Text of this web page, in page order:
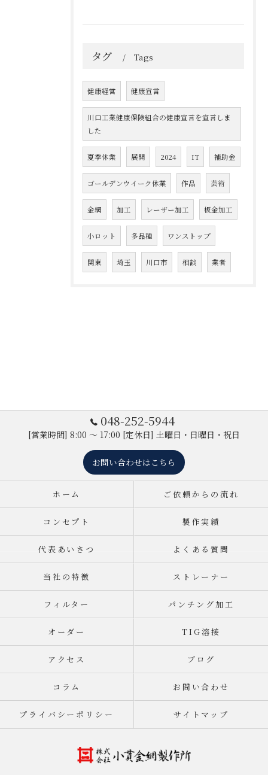
タグ Tags
健康経営 健康宣言
川口工業健康保険組合の健康宣言を宣言しま
した
夏季休業 展開 2024 IT 補助金
ゴールデンウイーク休業 作品 芸術
金網 加工 レーザー加工 板金加工
小ロット 多品種 ワンストップ
関東 埼玉 川口市 相談 業者
048-252-5944
[営業時間] 8:00 ～ 17:00 [定休日] 土曜日・日曜日・祝日
お問い合わせはこちら
ホーム ご依頼からの流れ
コンセプト 製作実績
代表あいさつ よくある質問
当社の特徴 ストレーナー
フィルター パンチング加工
オーダー TIG溶接
アクセス ブログ
コラム お問い合わせ
プライバシーポリシー サイトマップ